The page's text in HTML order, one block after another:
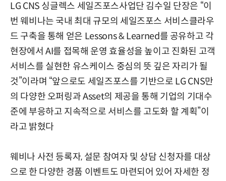
LG CNS 싱글렉스 세일즈포스사업단 김수일 단장은 “이
번 웨비나는 국내 최대 규모의 세일즈포스 서비스클라우
드 구축을 통해 얻은 Lessons & Learned를 공유하고 각
현장에서 AI를 접목해 운영 효율성을 높이고 진화된 고객
서비스를 실현한 유스케이스 중심의 뜻 깊은 자리가 될
것”이라며 “앞으로도 세일즈포스를 기반으로 LG CNS만
의 다양한 오퍼링과 Asset의 제공을 통해 기업의 기대수
준에 부응하고 지속적으로 서비스를 고도화 할 계획”이
라고 밝혔다
웨비나 사전 등록자, 설문 참여자 및 상담 신청자를 대상
으로 한 다양한 경품 이벤트도 마련되어 있어 자세한 정